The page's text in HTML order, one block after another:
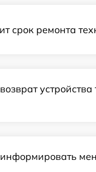
срок ремонта
устройства